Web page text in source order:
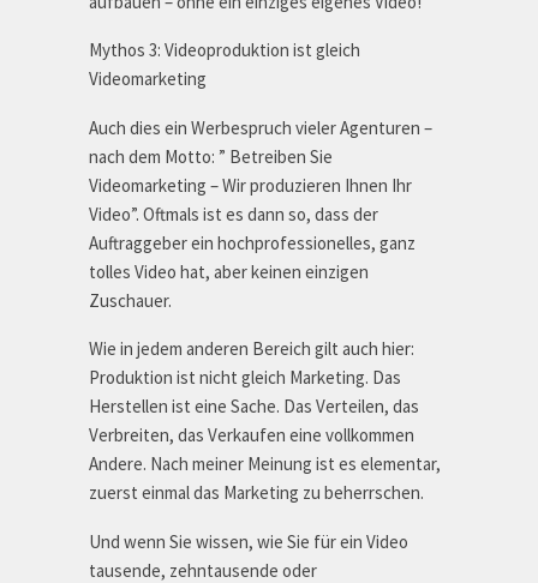
Mythos 3: Videoproduktion ist gleich
Videomarketing
Auch dies ein Werbespruch vieler Agenturen –
nach dem Motto: ” Betreiben Sie
Videomarketing – Wir produzieren Ihnen Ihr
Video”. Oftmals ist es dann so, dass der
Auftraggeber ein hochprofessionelles, ganz
tolles Video hat, aber keinen einzigen
Zuschauer.
Wie in jedem anderen Bereich gilt auch hier:
Produktion ist nicht gleich Marketing. Das
Herstellen ist eine Sache. Das Verteilen, das
Verbreiten, das Verkaufen eine vollkommen
Andere. Nach meiner Meinung ist es elementar,
zuerst einmal das Marketing zu beherrschen.
Und wenn Sie wissen, wie Sie für ein Video
tausende, zehntausende oder